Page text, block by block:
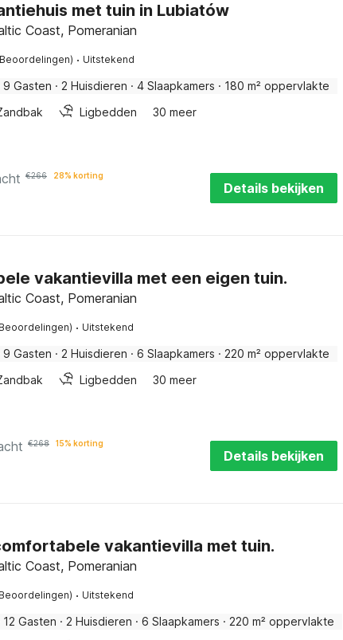
met tuin in Lubiatów
Coast, Pomeranian
· Uitstekend
9 Gasten · 2 Huisdieren · 4 Slaapkamers · 180 m² oppervlakte
Ligbedden 30 meer
€266 28% korting
Details bekijken
vakantievilla met een eigen tuin.
Coast, Pomeranian
· Uitstekend
9 Gasten · 2 Huisdieren · 6 Slaapkamers · 220 m² oppervlakte
Ligbedden 30 meer
€268 15% korting
Details bekijken
vakantievilla met tuin.
Coast, Pomeranian
· Uitstekend
12 Gasten · 2 Huisdieren · 6 Slaapkamers · 220 m² oppervlakte